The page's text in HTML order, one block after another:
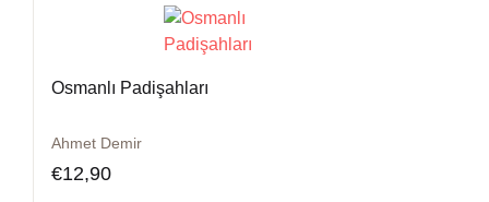
Osmanlı Padişahları
Ahmet Demir
€12,90